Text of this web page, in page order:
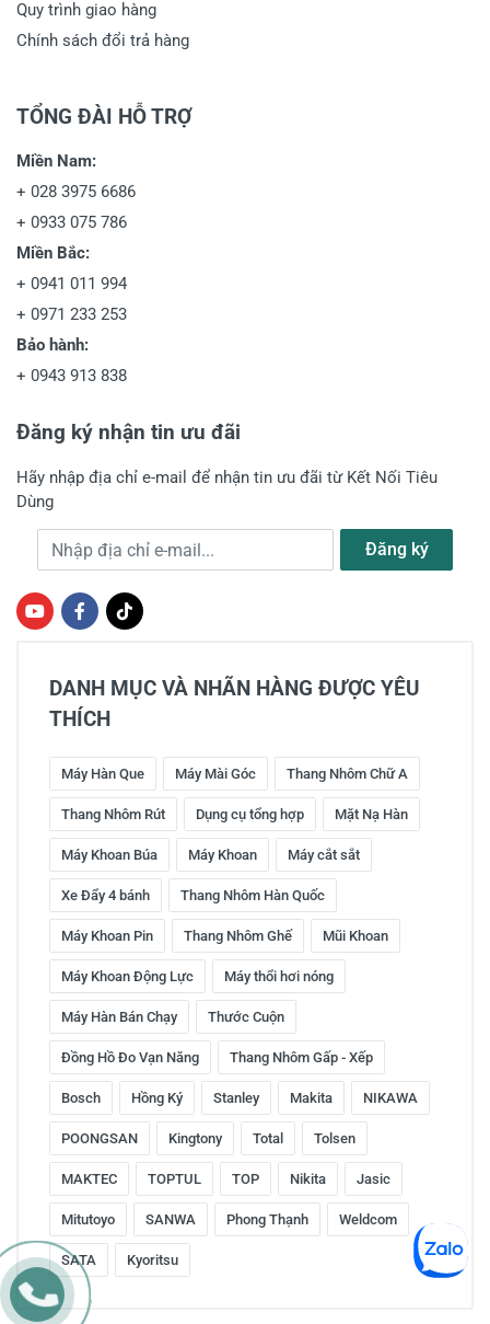
Quy trình giao hàng
Chính sách đổi trả hàng
TỔNG ĐÀI HỖ TRỢ
Miền Nam:
+ 028 3975 6686
+ 0933 075 786
Miền Bắc:
+ 0941 011 994
+ 0971 233 253
Bảo hành:
+ 0943 913 838
Đăng ký nhận tin ưu đãi
Hãy nhập địa chỉ e-mail để nhận tin ưu đãi từ Kết Nối Tiêu
Dùng
Địa chỉ e-mail Đăng ký
DANH MỤC VÀ NHÃN HÀNG ĐƯỢC YÊU
THÍCH
Máy Hàn Que Máy Mài Góc Thang Nhôm Chữ A
Thang Nhôm Rút Dụng cụ tổng hợp Mặt Nạ Hàn
Máy Khoan Búa Máy Khoan Máy cắt sắt
Xe Đẩy 4 bánh Thang Nhôm Hàn Quốc
Máy Khoan Pin Thang Nhôm Ghế Mũi Khoan
Máy Khoan Động Lực Máy thổi hơi nóng
Máy Hàn Bán Chạy Thước Cuộn
Đồng Hồ Đo Vạn Năng Thang Nhôm Gấp - Xếp
Bosch Hồng Ký Stanley Makita NIKAWA
POONGSAN Kingtony Total Tolsen
MAKTEC TOPTUL TOP Nikita Jasic
Mitutoyo SANWA Phong Thạnh Weldcom
SATA Kyoritsu